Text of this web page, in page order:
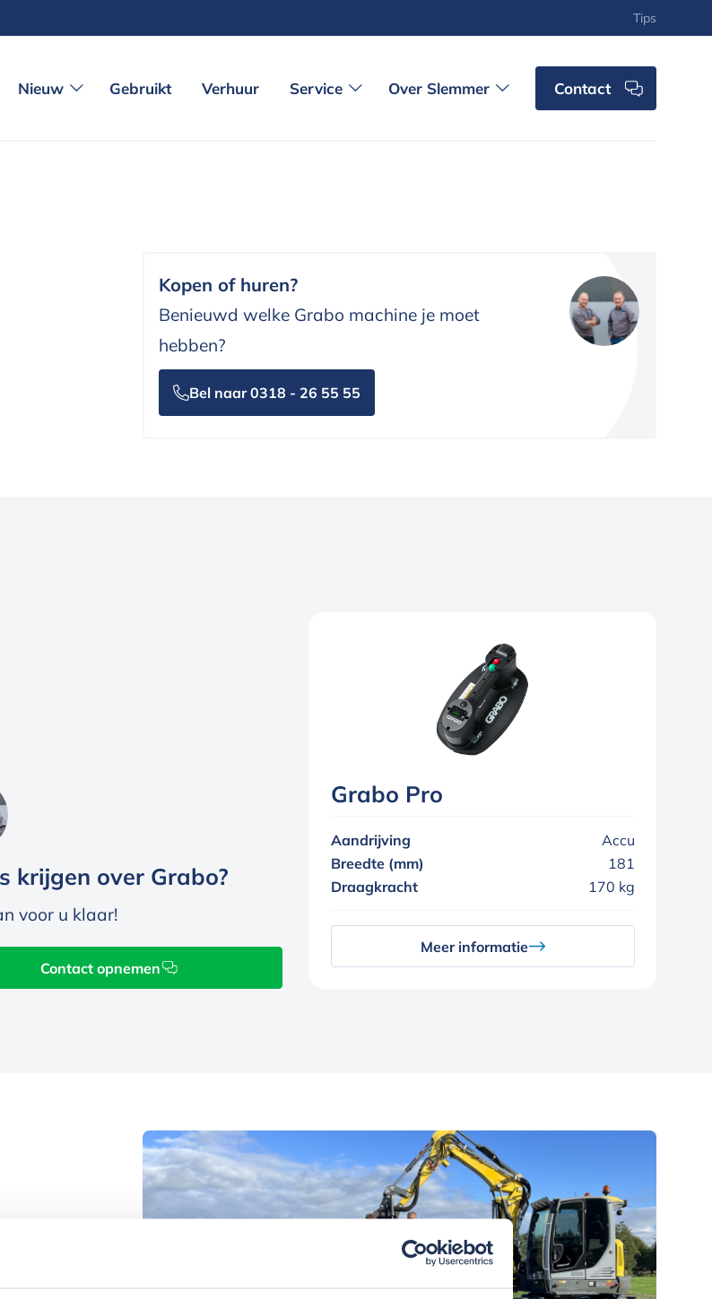
Tips
Nieuw Gebruikt Verhuur Service Over Slemmer Contact
Kopen of huren?
Benieuwd welke Grabo machine je moet
hebben?
Bel naar 0318 - 26 55 55
krijgen over Grabo?
voor u klaar!
Contact opnemen
Grabo Pro
Aandrijving
Accu
Breedte (mm)
181
Draagkracht
170 kg
Meer informatie